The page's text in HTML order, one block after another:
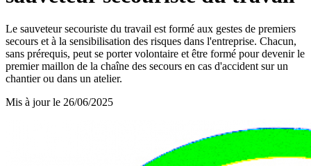
Le sauveteur secouriste du travail est formé aux gestes de premiers
secours et à la sensibilisation des risques dans l'entreprise. Chacun,
sans prérequis, peut se porter volontaire et être formé pour devenir le
premier maillon de la chaîne des secours en cas d'accident sur un
chantier ou dans un atelier.
Mis à jour le 26/06/2025